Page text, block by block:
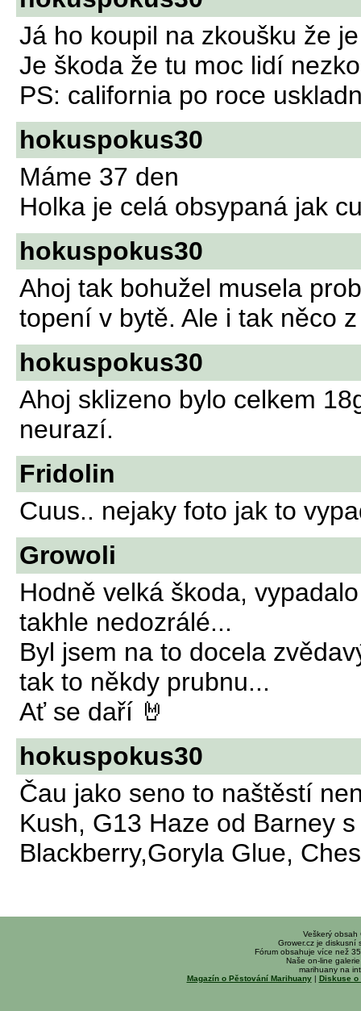
Já ho koupil na zkoušku že
Je škoda že tu moc lidí
PS: california po roce
hokuspokus30
Máme 37 den
Holka je celá obsypaná jak
hokuspokus30
Ahoj tak bohužel musela
topení v bytě. Ale i tak něco
hokuspokus30
Ahoj sklizeno bylo celkem
neurazí.
Fridolin
Cuus.. nejaky foto jak to
Growoli
Hodně velká škoda,
takhle nedozrálé...
Byl jsem na to docela
tak to někdy prubnu...
Ať se daří 🤘
hokuspokus30
Čau jako seno to naštěstí
Kush, G13 Haze od Barney
Blackberry,Goryla Glue,
Veškerý obsah
Grower.cz je diskusní
Fórum obsahuje více než
Naše on-line
marihuany na
Magazín o Pěstování Marihuany| Diskuse o